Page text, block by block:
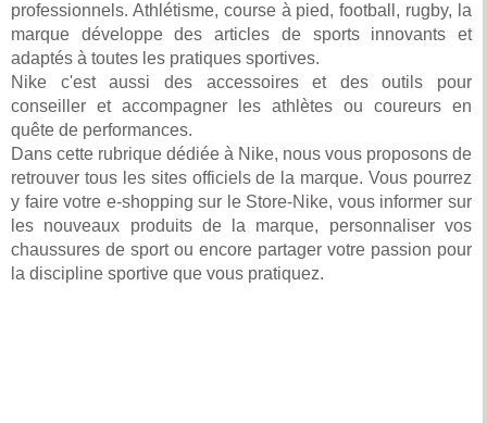
professionnels. Athlétisme, course à pied, football, rugby, la
marque développe des articles de sports innovants et
adaptés à toutes les pratiques sportives.
Nike c'est aussi des accessoires et des outils pour
conseiller et accompagner les athlètes ou coureurs en
quête de performances.
Dans cette rubrique dédiée à Nike, nous vous proposons de
retrouver tous les sites officiels de la marque. Vous pourrez
y faire votre e-shopping sur le Store-Nike, vous informer sur
les nouveaux produits de la marque, personnaliser vos
chaussures de sport ou encore partager votre passion pour
la discipline sportive que vous pratiquez.